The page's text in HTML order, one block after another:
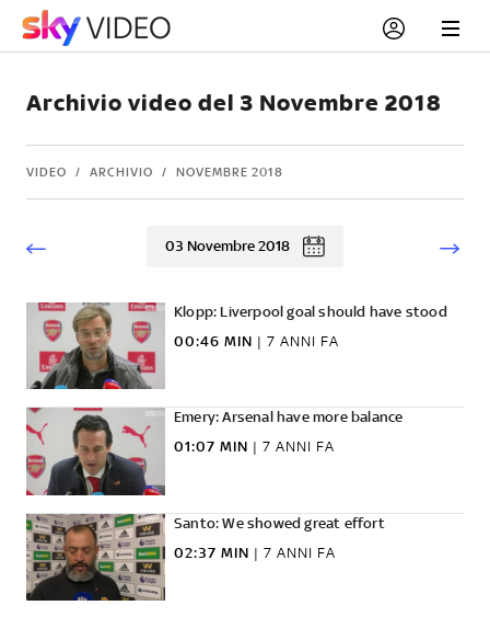
Archivio video del 3 Novembre 2018
VIDEO ARCHIVIO NOVEMBRE 2018
03 Novembre 2018
Klopp: Liverpool goal should have stood
00:46 MIN | 7 ANNI FA
Emery: Arsenal have more balance
01:07 MIN | 7 ANNI FA
Santo: We showed great effort
02:37 MIN | 7 ANNI FA